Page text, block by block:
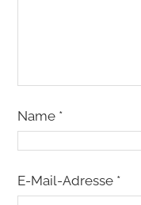
Name *
E-Mail-Adresse *